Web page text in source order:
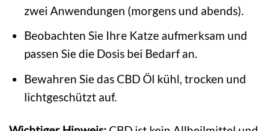
zwei Anwendungen (morgens und abends).
Beobachten Sie Ihre Katze aufmerksam und
passen Sie die Dosis bei Bedarf an.
Bewahren Sie das CBD Öl kühl, trocken und
lichtgeschützt auf.